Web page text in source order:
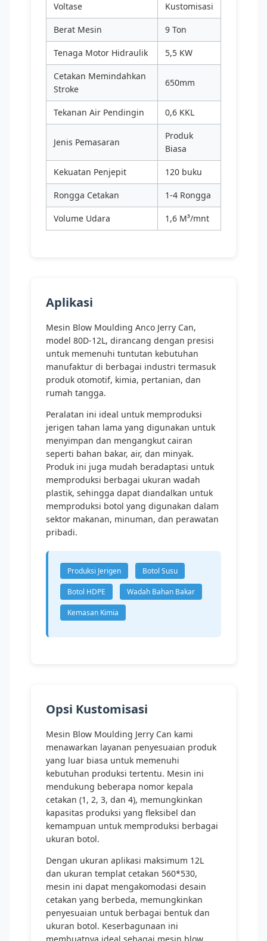
Voltase Kustomisasi
Berat Mesin 9 Ton
Tenaga Motor Hidraulik 5,5 KW
Cetakan Memindahkan
Stroke
650mm
Tekanan Air Pendingin 0,6 KKL
Jenis Pemasaran
Produk
Biasa
Kekuatan Penjepit 120 buku
Rongga Cetakan 1-4 Rongga
Volume Udara 1,6 M³/mnt
Aplikasi
Mesin Blow Moulding Anco Jerry Can,
model 80D-12L, dirancang dengan presisi
untuk memenuhi tuntutan kebutuhan
manufaktur di berbagai industri termasuk
produk otomotif, kimia, pertanian, dan
rumah tangga.
Peralatan ini ideal untuk memproduksi
jerigen tahan lama yang digunakan untuk
menyimpan dan mengangkut cairan
seperti bahan bakar, air, dan minyak.
Produk ini juga mudah beradaptasi untuk
memproduksi berbagai ukuran wadah
plastik, sehingga dapat diandalkan untuk
memproduksi botol yang digunakan dalam
sektor makanan, minuman, dan perawatan
pribadi.
Produksi Jerigen Botol Susu
Botol HDPE Wadah Bahan Bakar
Kemasan Kimia
Opsi Kustomisasi
Mesin Blow Moulding Jerry Can kami
menawarkan layanan penyesuaian produk
yang luar biasa untuk memenuhi
kebutuhan produksi tertentu. Mesin ini
mendukung beberapa nomor kepala
cetakan (1, 2, 3, dan 4), memungkinkan
kapasitas produksi yang fleksibel dan
kemampuan untuk memproduksi berbagai
ukuran botol.
Dengan ukuran aplikasi maksimum 12L
dan ukuran templat cetakan 560*530,
mesin ini dapat mengakomodasi desain
cetakan yang berbeda, memungkinkan
penyesuaian untuk berbagai bentuk dan
ukuran botol. Keserbagunaan ini